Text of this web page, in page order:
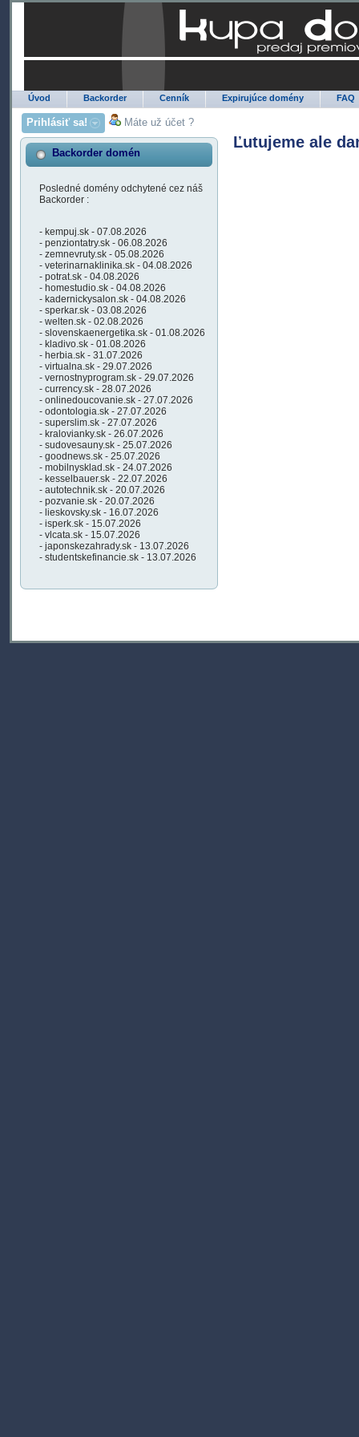
Úvod Backorder Cenník Expirujúce domény FAQ
Prihlásiť sa! Máte už účet ?
Backorder domén
Posledné domény odchytené cez náš
Backorder :
- kempuj.sk - 07.08.2026
- penziontatry.sk - 06.08.2026
- zemnevruty.sk - 05.08.2026
- veterinarnaklinika.sk - 04.08.2026
- potrat.sk - 04.08.2026
- homestudio.sk - 04.08.2026
- kadernickysalon.sk - 04.08.2026
- sperkar.sk - 03.08.2026
- welten.sk - 02.08.2026
- slovenskaenergetika.sk - 01.08.2026
- kladivo.sk - 01.08.2026
- herbia.sk - 31.07.2026
- virtualna.sk - 29.07.2026
- vernostnyprogram.sk - 29.07.2026
- currency.sk - 28.07.2026
- onlinedoucovanie.sk - 27.07.2026
- odontologia.sk - 27.07.2026
- superslim.sk - 27.07.2026
- kralovianky.sk - 26.07.2026
- sudovesauny.sk - 25.07.2026
- goodnews.sk - 25.07.2026
- mobilnysklad.sk - 24.07.2026
- kesselbauer.sk - 22.07.2026
- autotechnik.sk - 20.07.2026
- pozvanie.sk - 20.07.2026
- lieskovsky.sk - 16.07.2026
- isperk.sk - 15.07.2026
- vlcata.sk - 15.07.2026
- japonskezahrady.sk - 13.07.2026
- studentskefinancie.sk - 13.07.2026
Ľutujeme ale